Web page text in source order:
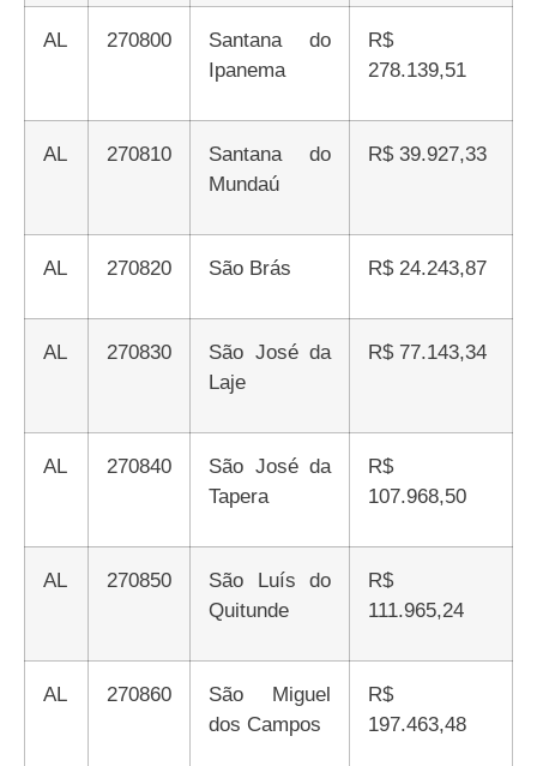
AL 270800
Santana do
Ipanema
R$
278.139,51
AL 270810
Santana do
Mundaú
R$ 39.927,33
AL 270820 São Brás R$ 24.243,87
AL 270830
São José da
Laje
R$ 77.143,34
AL 270840
São José da
Tapera
R$
107.968,50
AL 270850
São Luís do
Quitunde
R$
111.965,24
AL 270860
São Miguel
dos Campos
R$
197.463,48